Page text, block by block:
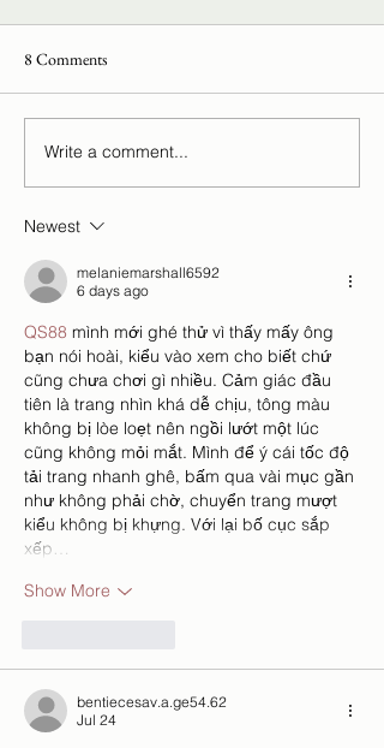
8 Comments
Write a comment...
Newest
melaniemarshall6592
6 days ago
QS88 mình mới ghé thử vì thấy mấy ông
bạn nói hoài, kiểu vào xem cho biết chứ
cũng chưa chơi gì nhiều. Cảm giác đầu
tiên là trang nhìn khá dễ chịu, tông màu
không bị lòe loẹt nên ngồi lướt một lúc
cũng không mỏi mắt. Mình để ý cái tốc độ
tải trang nhanh ghê, bấm qua vài mục gần
như không phải chờ, chuyển trang mượt
kiểu không bị khựng. Với lại bố cục sắp
xếp…
Show More
bentiecesav.a.ge54.62
Jul 24